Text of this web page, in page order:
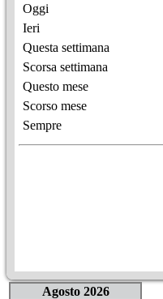
Oggi
Ieri
Questa settimana
Scorsa settimana
Questo mese
Scorso mese
Sempre
Agosto 2026